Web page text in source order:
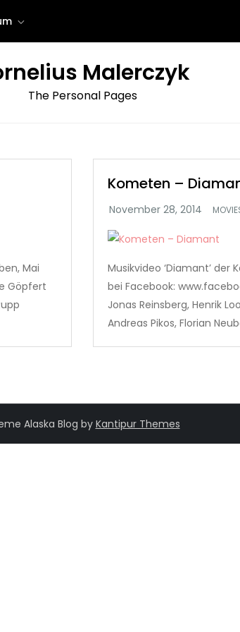
Malerczyk
The Personal Pages
Mai
Göpfert
Kometen –
Musikvideo ‘Diamant’
bei Facebook:
Jonas Reinsberg, Henrik
Andreas Pikos, Florian
Alaska Blog by Kantipur Themes